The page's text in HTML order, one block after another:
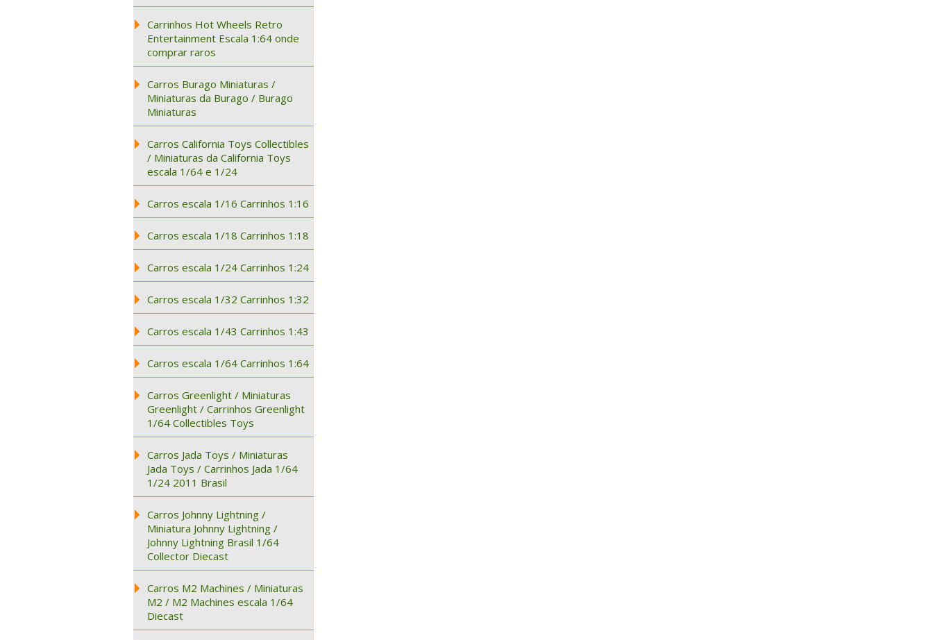
Carrinhos Hot Wheels Retro
Entertainment Escala 1:64 onde
comprar raros
Carros Burago Miniaturas /
Miniaturas da Burago / Burago
Miniaturas
Carros California Toys Collectibles
/ Miniaturas da California Toys
escala 1/64 e 1/24
Carros escala 1/16 Carrinhos 1:16
Carros escala 1/18 Carrinhos 1:18
Carros escala 1/24 Carrinhos 1:24
Carros escala 1/32 Carrinhos 1:32
Carros escala 1/43 Carrinhos 1:43
Carros escala 1/64 Carrinhos 1:64
Carros Greenlight / Miniaturas
Greenlight / Carrinhos Greenlight
1/64 Collectibles Toys
Carros Jada Toys / Miniaturas
Jada Toys / Carrinhos Jada 1/64
1/24 2011 Brasil
Carros Johnny Lightning /
Miniatura Johnny Lightning /
Johnny Lightning Brasil 1/64
Collector Diecast
Carros M2 Machines / Miniaturas
M2 / M2 Machines escala 1/64
Diecast